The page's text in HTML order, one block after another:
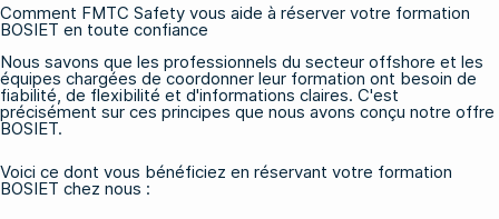
Comment FMTC Safety vous aide à réserver votre formation
BOSIET en toute confiance
Nous savons que les professionnels du secteur offshore et les
équipes chargées de coordonner leur formation ont besoin de
fiabilité, de flexibilité et d'informations claires. C'est
précisément sur ces principes que nous avons conçu notre offre
BOSIET.
Voici ce dont vous bénéficiez en réservant votre formation
BOSIET chez nous :